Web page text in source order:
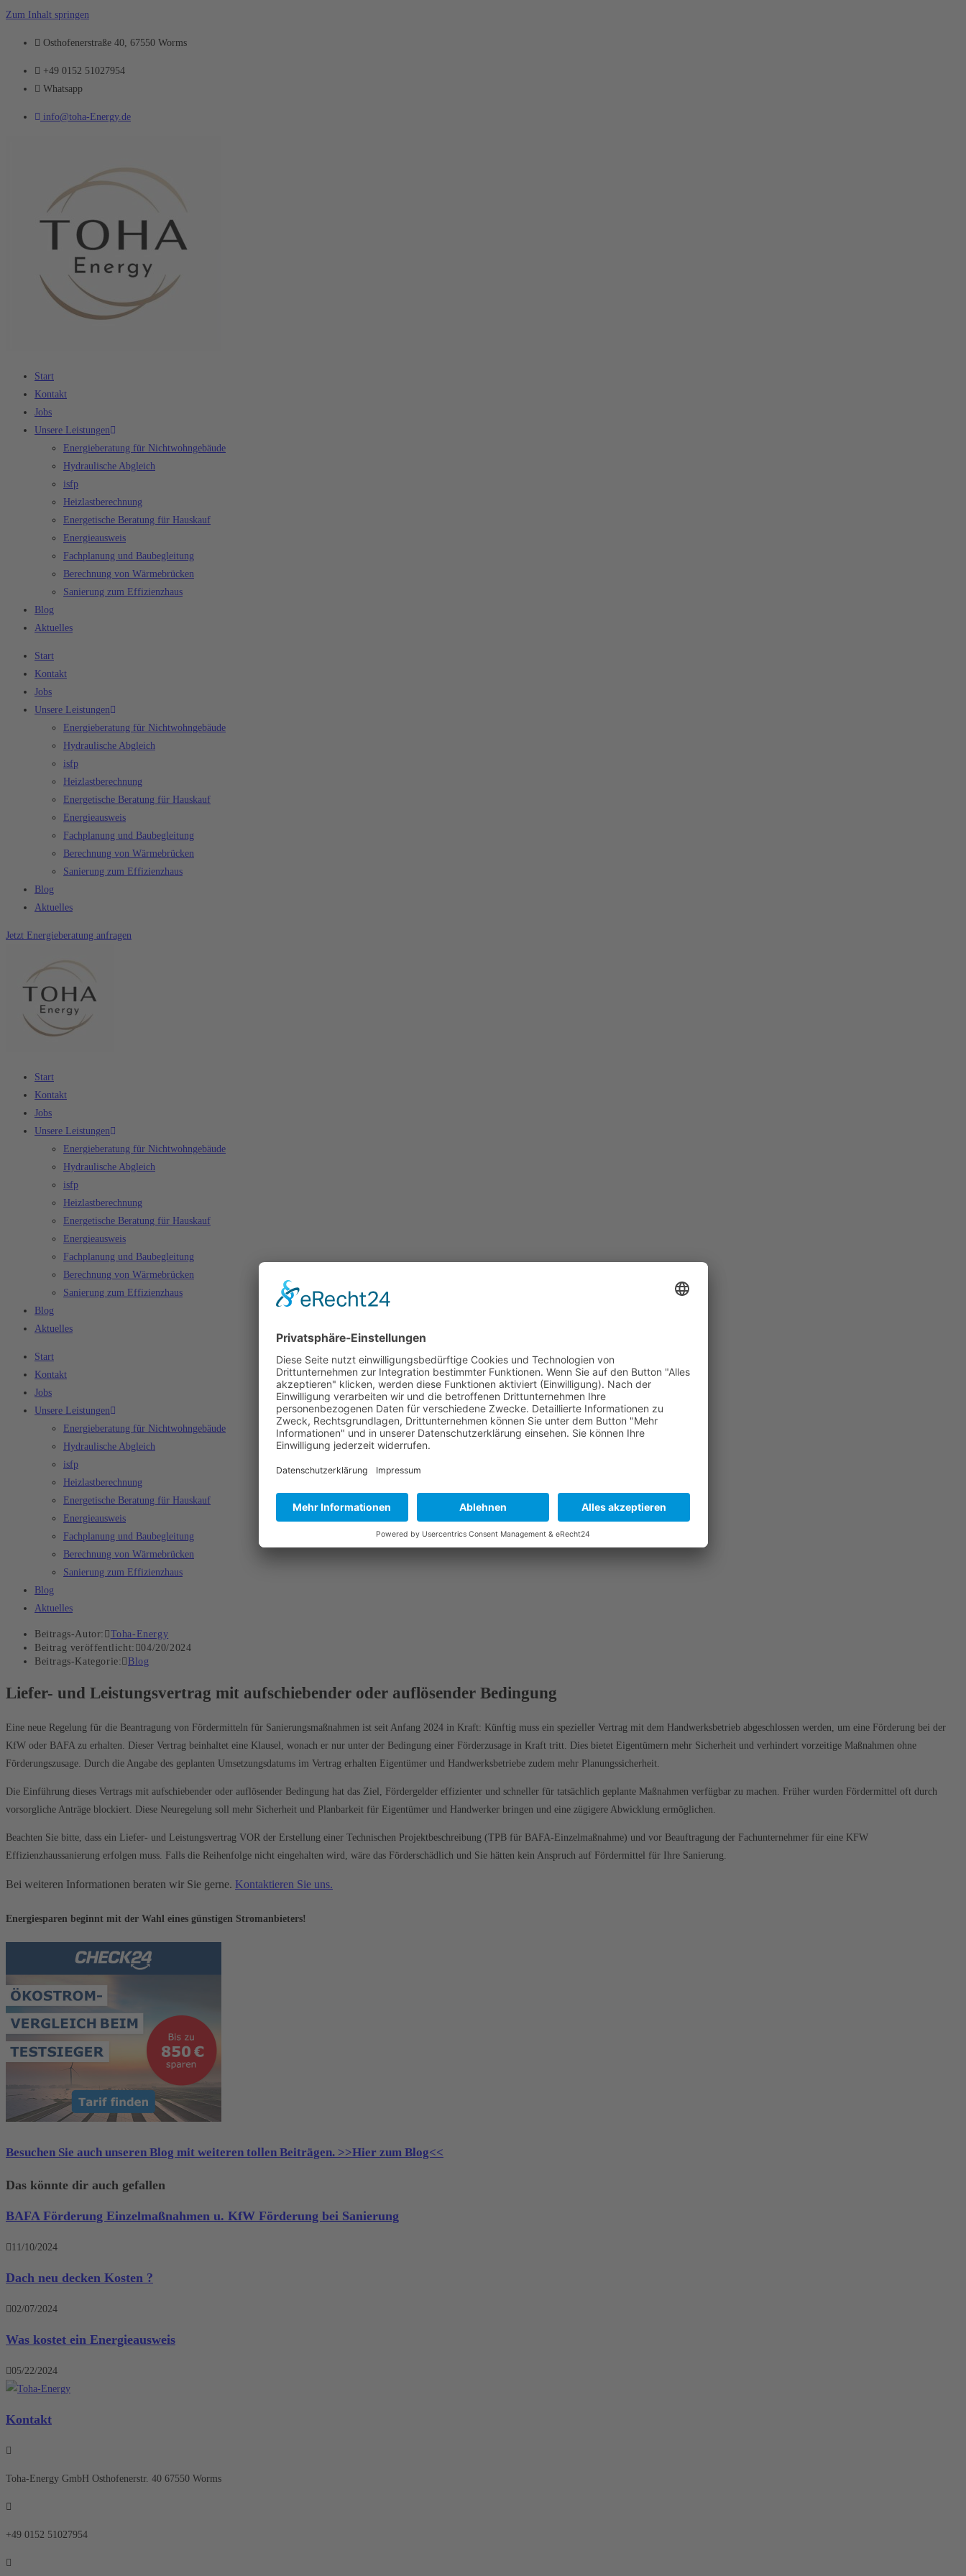
Zum Inhalt springen
Osthofenerstraße 40, 67550 Worms
+49 0152 51027954
Whatsapp
info@toha-Energy.de
Start
Kontakt
Jobs
Unsere Leistungen
Energieberatung für Nichtwohngebäude
Hydraulische Abgleich
isfp
Heizlastberechnung
Energetische Beratung für Hauskauf
Energieausweis
Fachplanung und Baubegleitung
Berechnung von Wärmebrücken
Sanierung zum Effizienzhaus
Blog
Aktuelles
Start
Kontakt
Jobs
Unsere Leistungen
Energieberatung für Nichtwohngebäude
Hydraulische Abgleich
isfp
Heizlastberechnung
Energetische Beratung für Hauskauf
Energieausweis
Fachplanung und Baubegleitung
Berechnung von Wärmebrücken
Sanierung zum Effizienzhaus
Blog
Aktuelles
Jetzt Energieberatung anfragen
Start
Kontakt
Jobs
Unsere Leistungen
Energieberatung für Nichtwohngebäude
Hydraulische Abgleich
isfp
Heizlastberechnung
Energetische Beratung für Hauskauf
Energieausweis
Fachplanung und Baubegleitung
Berechnung von Wärmebrücken
Sanierung zum Effizienzhaus
Blog
Aktuelles
Start
Kontakt
Jobs
Unsere Leistungen
Energieberatung für Nichtwohngebäude
Hydraulische Abgleich
isfp
Heizlastberechnung
Energetische Beratung für Hauskauf
Energieausweis
Fachplanung und Baubegleitung
Berechnung von Wärmebrücken
Sanierung zum Effizienzhaus
Blog
Aktuelles
Beitrags-Autor:
Toha-Energy
Beitrag veröffentlicht:
04/20/2024
Beitrags-Kategorie:
Blog
Liefer- und Leistungsvertrag mit aufschiebender oder auflösender Bedingung
Eine neue Regelung für die Beantragung von Fördermitteln für Sanierungsmaßnahmen ist seit Anfang 2024 in Kraft: Künftig muss ein spezieller Vertrag mit dem Handwerksbetrieb abgeschlossen werden, um eine Förderung bei der
KfW oder BAFA zu erhalten. Dieser Vertrag beinhaltet eine Klausel, wonach er nur unter der Bedingung einer Förderzusage in Kraft tritt. Dies bietet Eigentümern mehr Sicherheit und verhindert vorzeitige Maßnahmen ohne
Förderungszusage. Durch die Angabe des geplanten Umsetzungsdatums im Vertrag erhalten Eigentümer und Handwerksbetriebe zudem mehr Planungssicherheit.
Die Einführung dieses Vertrags mit aufschiebender oder auflösender Bedingung hat das Ziel, Fördergelder effizienter und schneller für tatsächlich geplante Maßnahmen verfügbar zu machen. Früher wurden Fördermittel oft durch
vorsorgliche Anträge blockiert. Diese Neuregelung soll mehr Sicherheit und Planbarkeit für Eigentümer und Handwerker bringen und eine zügigere Abwicklung ermöglichen.
Beachten Sie bitte, dass ein Liefer- und Leistungsvertrag VOR der Erstellung einer Technischen Projektbeschreibung (TPB für BAFA-Einzelmaßnahme) und vor Beauftragung der Fachunternehmer für eine KFW
Effizienzhaussanierung erfolgen muss. Falls die Reihenfolge nicht eingehalten wird, wäre das Förderschädlich und Sie hätten kein Anspruch auf Fördermittel für Ihre Sanierung.
Bei weiteren Informationen beraten wir Sie gerne. Kontaktieren Sie uns.
Energiesparen beginnt mit der Wahl eines günstigen Stromanbieters!
Besuchen Sie auch unseren Blog mit weiteren tollen Beiträgen. >>Hier zum Blog<<
Das könnte dir auch gefallen
BAFA Förderung Einzelmaßnahmen u. KfW Förderung bei Sanierung
11/10/2024
Dach neu decken Kosten ?
02/07/2024
Was kostet ein Energieausweis
05/22/2024
Kontakt
Toha-Energy GmbH Osthofenerstr. 40 67550 Worms
+49 0152 51027954